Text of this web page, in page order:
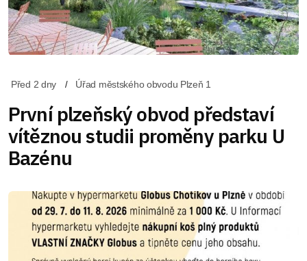
Před 2 dny Úřad městského obvodu Plzeň 1
První plzeňský obvod představí
vítěznou studii proměny parku U
Bazénu